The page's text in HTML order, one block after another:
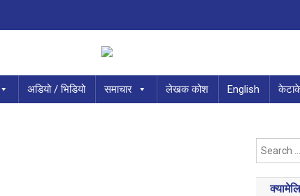
अडियो / भिडियो समाचार लेखक कोश English